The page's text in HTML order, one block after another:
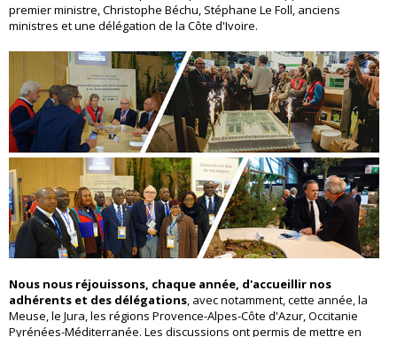
premier ministre, Christophe Béchu, Stéphane Le Foll, anciens
ministres et une délégation de la Côte d'Ivoire.
Nous nous réjouissons, chaque année, d'accueillir nos
adhérents et des délégations , avec notamment, cette année, la
Meuse, le Jura, les régions Provence-Alpes-Côte d'Azur, Occitanie
Pyrénées-Méditerranée. Les discussions ont permis de mettre en